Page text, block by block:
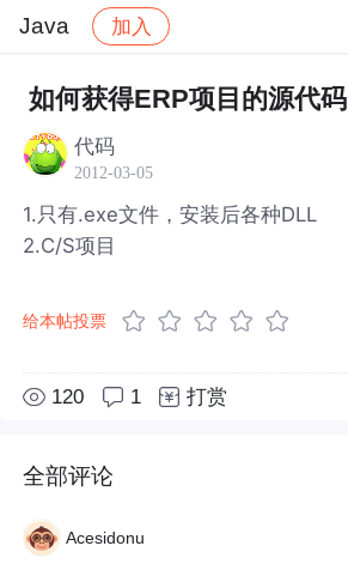
Java 加入
社区 Java 帖子详情
如何获得ERP项目的源代码
代码
2012-03-05
1.只有.exe文件，安装后各种DLL
2.C/S项目
给本帖投票
120 1 打赏
全部评论
Acesidonu